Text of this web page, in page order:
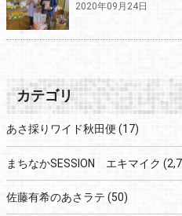
2020年09月24日
カテゴリ
あさ採りワイド秋田便 (17)
まちなかSESSION エキマイク
佐藤有希のあさラテ (50)